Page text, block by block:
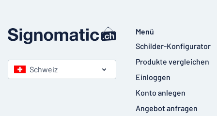
Schweiz
Menü
Schilder-Konfigurator
Produkte vergleichen
Einloggen
Konto anlegen
Angebot anfragen